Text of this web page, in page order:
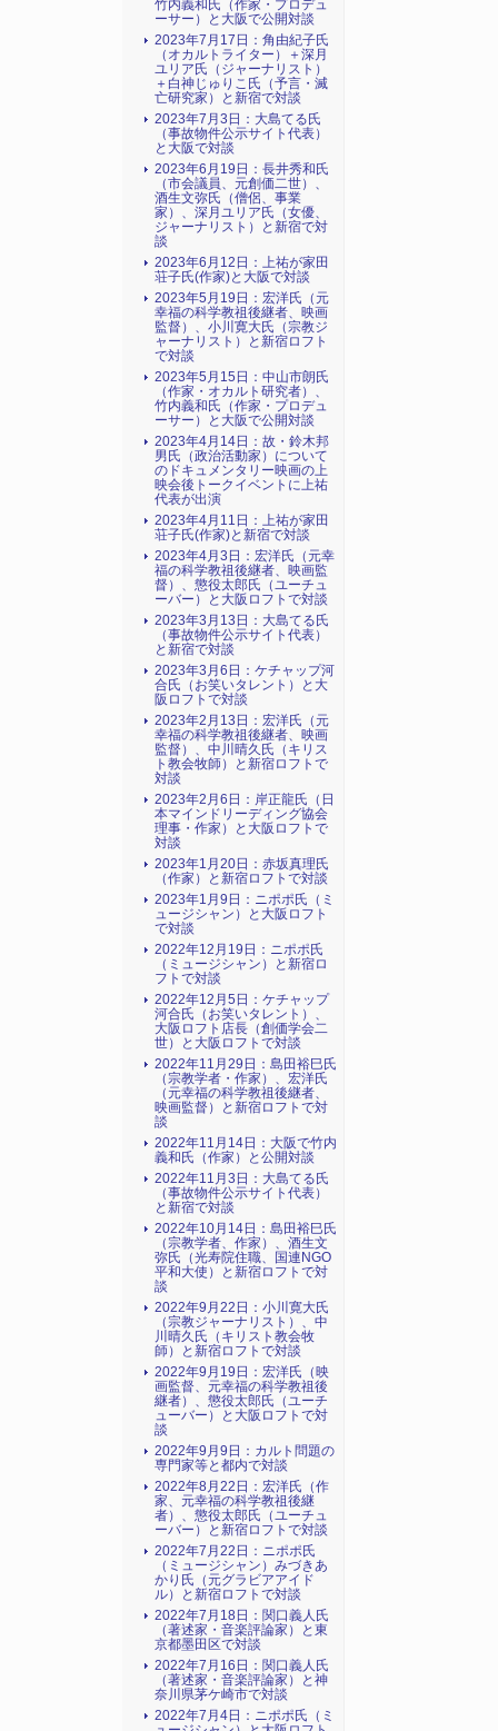
竹内義和氏（作家・プロデュ
ーサー）と大阪で公開対談
2023年7月17日：角由紀子氏
（オカルトライター）＋深月
ユリア氏（ジャーナリスト）
＋白神じゅりこ氏（予言・滅
亡研究家）と新宿で対談
2023年7月3日：大島てる氏
（事故物件公示サイト代表）
と大阪で対談
2023年6月19日：長井秀和氏
（市会議員、元創価二世）、
酒生文弥氏（僧侶、事業
家）、深月ユリア氏（女優、
ジャーナリスト）と新宿で対
談
2023年6月12日：上祐が家田
荘子氏(作家)と大阪で対談
2023年5月19日：宏洋氏（元
幸福の科学教祖後継者、映画
監督）、小川寛大氏（宗教ジ
ャーナリスト）と新宿ロフト
で対談
2023年5月15日：中山市朗氏
（作家・オカルト研究者）、
竹内義和氏（作家・プロデュ
ーサー）と大阪で公開対談
2023年4月14日：故・鈴木邦
男氏（政治活動家）について
のドキュメンタリー映画の上
映会後トークイベントに上祐
代表が出演
2023年4月11日：上祐が家田
荘子氏(作家)と新宿で対談
2023年4月3日：宏洋氏（元幸
福の科学教祖後継者、映画監
督）、懲役太郎氏（ユーチュ
ーバー）と大阪ロフトで対談
2023年3月13日：大島てる氏
（事故物件公示サイト代表）
と新宿で対談
2023年3月6日：ケチャップ河
合氏（お笑いタレント）と大
阪ロフトで対談
2023年2月13日：宏洋氏（元
幸福の科学教祖後継者、映画
監督）、中川晴久氏（キリス
ト教会牧師）と新宿ロフトで
対談
2023年2月6日：岸正龍氏（日
本マインドリーディング協会
理事・作家）と大阪ロフトで
対談
2023年1月20日：赤坂真理氏
（作家）と新宿ロフトで対談
2023年1月9日：ニポポ氏（ミ
ュージシャン）と大阪ロフト
で対談
2022年12月19日：ニポポ氏
（ミュージシャン）と新宿ロ
フトで対談
2022年12月5日：ケチャップ
河合氏（お笑いタレント）、
大阪ロフト店長（創価学会二
世）と大阪ロフトで対談
2022年11月29日：島田裕巳氏
（宗教学者・作家）、宏洋氏
（元幸福の科学教祖後継者、
映画監督）と新宿ロフトで対
談
2022年11月14日：大阪で竹内
義和氏（作家）と公開対談
2022年11月3日：大島てる氏
（事故物件公示サイト代表）
と新宿で対談
2022年10月14日：島田裕巳氏
（宗教学者、作家）、酒生文
弥氏（光寿院住職、国連NGO
平和大使）と新宿ロフトで対
談
2022年9月22日：小川寛大氏
（宗教ジャーナリスト）、中
川晴久氏（キリスト教会牧
師）と新宿ロフトで対談
2022年9月19日：宏洋氏（映
画監督、元幸福の科学教祖後
継者）、懲役太郎氏（ユーチ
ューバー）と大阪ロフトで対
談
2022年9月9日：カルト問題の
専門家等と都内で対談
2022年8月22日：宏洋氏（作
家、元幸福の科学教祖後継
者）、懲役太郎氏（ユーチュ
ーバー）と新宿ロフトで対談
2022年7月22日：ニポポ氏
（ミュージシャン）みづきあ
かり氏（元グラビアアイド
ル）と新宿ロフトで対談
2022年7月18日：関口義人氏
（著述家・音楽評論家）と東
京都墨田区で対談
2022年7月16日：関口義人氏
（著述家・音楽評論家）と神
奈川県茅ケ崎市で対談
2022年7月4日：ニポポ氏（ミ